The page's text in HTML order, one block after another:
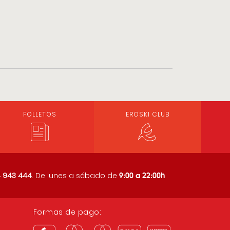
FOLLETOS EROSKI CLUB
943 444. De lunes a sábado de 9:00 a 22:00h
Formas de pago: